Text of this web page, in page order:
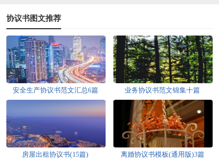
协议书图文推荐
安全生产协议书范文汇总6篇 业务协议书范文锦集十篇
房屋出租协议书(15篇) 离婚协议书模板(通用版)3篇